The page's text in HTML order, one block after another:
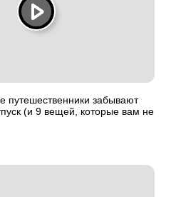
путешественники забывают
(и 9 вещей, которые вам не